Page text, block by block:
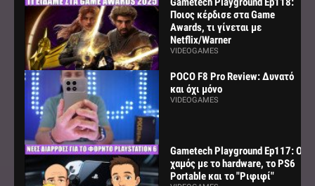
Ποιος κέρδισε στα Game
Awards, τι γίνεται με
Netflix/Warner
VIDEOGAMES
POCO F8 Pro Review: Δυνατό
και όχι μόνο
VIDEOGAMES
Gametech Playground Ep117: Ο
χαμός με το hardware, το PS6
Portable και το "Ριφιφί"